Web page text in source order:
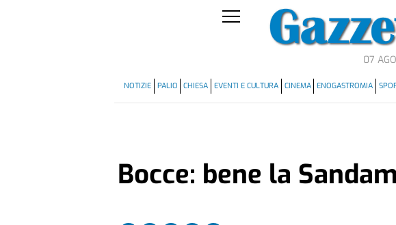
07
NOTIZIE PALIO CHIESA EVENTI E CULTURA CINEMA ENOGASTROMIA
Bocce: bene la